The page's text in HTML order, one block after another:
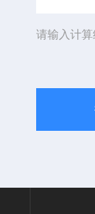
请输入计